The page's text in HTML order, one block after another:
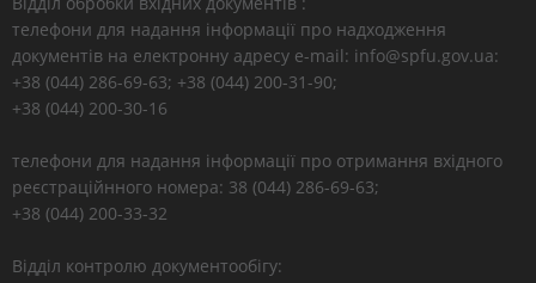
телефони для надання інформації про надходження
документів на електронну адресу e-mail: info@spfu.gov.ua:
+38 (044) 286-69-63; +38 (044) 200-31-90;
+38 (044) 200-30-16
телефони для надання інформації про отримання вхідного
реєстраційнного номера: 38 (044) 286-69-63;
+38 (044) 200-33-32
Відділ контролю документообігу: